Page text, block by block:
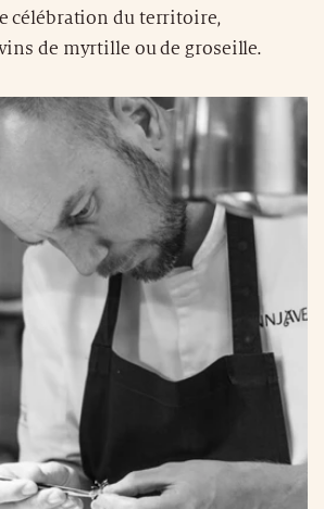
célébration du territoire,
de myrtille ou de groseille.